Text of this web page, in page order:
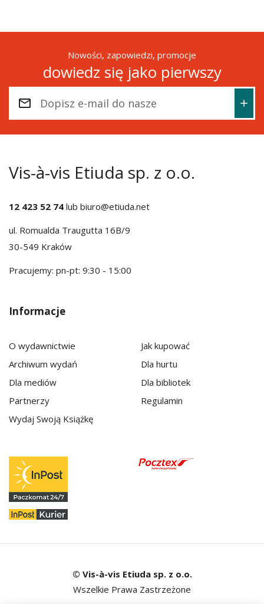
Nowości, zapowiedzi, promocje
dowiedz się jako pierwszy
Vis-à-vis Etiuda sp. z o.o.
12 423 52 74 lub biuro@etiuda.net
ul. Romualda Traugutta 16B/9
30-549 Kraków
Pracujemy: pn-pt: 9:30 - 15:00
Informacje
O wydawnictwie
Archiwum wydań
Dla mediów
Partnerzy
Wydaj Swoją Książkę
Jak kupować
Dla hurtu
Dla bibliotek
Regulamin
© Vis-à-vis Etiuda sp. z o.o.
Wszelkie Prawa Zastrzeżone